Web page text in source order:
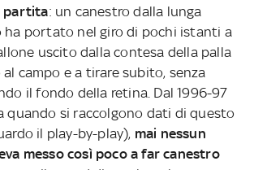
partita: un canestro dalla lunga
ha portato nel giro di pochi istanti a
uscito dalla contesa della palla
campo e a tirare subito, senza
il fondo della retina. Dal 1996-97
quando si raccolgono dati di questo
il play-by-play), mai nessun
messo così poco a far canestro